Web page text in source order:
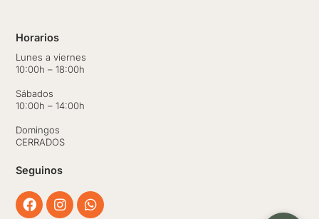
Horarios
Lunes a viernes
10:00h – 18:00h
Sábados
10:00h – 14:00h
Domingos
CERRADOS
Seguinos
Facebook
InstagramWhatsapp